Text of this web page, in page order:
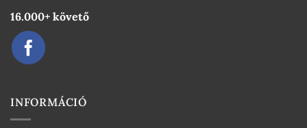
16.000+ követő
INFORMÁCIÓ